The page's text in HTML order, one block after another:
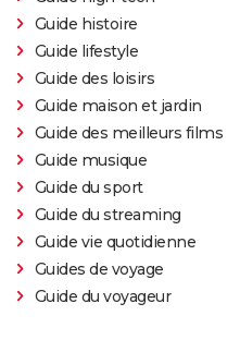
Guide histoire
Guide lifestyle
Guide des loisirs
Guide maison et jardin
Guide des meilleurs films
Guide musique
Guide du sport
Guide du streaming
Guide vie quotidienne
Guides de voyage
Guide du voyageur